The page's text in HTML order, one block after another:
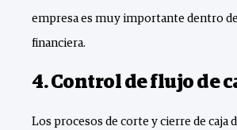
empresa es muy importante dentro
financiera.
4. Control de flujo de
Los procesos de corte y cierre de caja